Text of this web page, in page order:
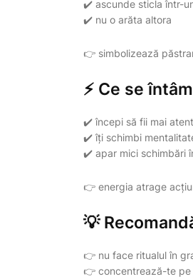
✔️ ascunde sticla într-
✔️ nu o arăta altora
👉 simbolizează
⚡ Ce se
✔️ începi să fii mai
✔️ îți schimbi
✔️ apar mici schimbări
👉 energia atrage
💡
👉 nu face ritualul în
👉 concentrează-te pe